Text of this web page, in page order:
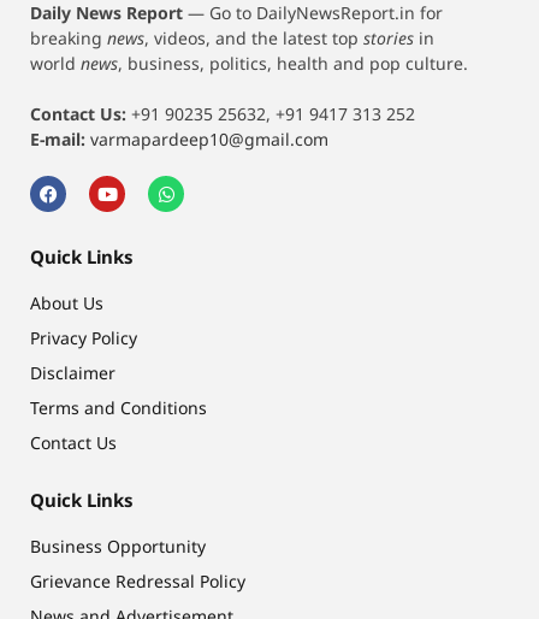
Daily News Report — Go to DailyNewsReport.in for
breaking news, videos, and the latest top stories in
world news, business, politics, health and pop culture.
Contact Us: +91 90235 25632, +91 9417 313 252
E-mail: varmapardeep10@gmail.com
Quick Links
About Us
Privacy Policy
Disclaimer
Terms and Conditions
Contact Us
Quick Links
Business Opportunity
Grievance Redressal Policy